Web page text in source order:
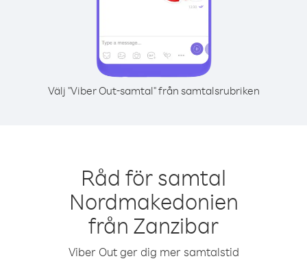
Välj "Viber Out-samtal" från samtalsrubriken
Råd för samtal
Nordmakedonien
från Zanzibar
Viber Out ger dig mer samtalstid